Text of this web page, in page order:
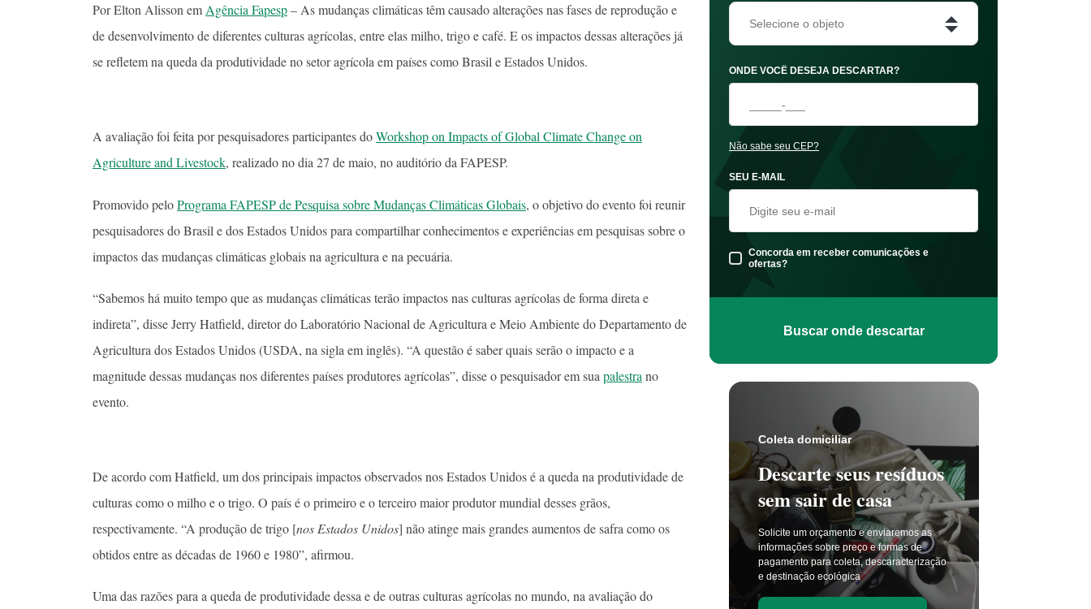
Por Elton Alisson emAgência Fapesp– As mudanças climáticas têm causado alterações nas fases de reprodução e
de desenvolvimento de diferentes culturas agrícolas, entre elas milho, trigo e café. E os impactos dessas alterações já
se refletem na queda da produtividade no setor agrícola em países como Brasil e Estados Unidos.
A avaliação foi feita por pesquisadores participantes doWorkshop on Impacts of Global Climate Change on
Agriculture and Livestock, realizado no dia 27 de maio, no auditório da FAPESP.
Promovido peloPrograma FAPESP de Pesquisa sobre Mudanças Climáticas Globais, o objetivo do evento foi reunir
pesquisadores do Brasil e dos Estados Unidos para compartilhar conhecimentos e experiências em pesquisas sobre o
impactos das mudanças climáticas globais na agricultura e na pecuária.
“Sabemos há muito tempo que as mudanças climáticas terão impactos nas culturas agrícolas de forma direta e
indireta”, disse Jerry Hatfield, diretor do Laboratório Nacional de Agricultura e Meio Ambiente do Departamento de
Agricultura dos Estados Unidos (USDA, na sigla em inglês). “A questão é saber quais serão o impacto e a
magnitude dessas mudanças nos diferentes países produtores agrícolas”, disse o pesquisador em sua palestra no
evento.
De acordo com Hatfield, um dos principais impactos observados nos Estados Unidos é a queda na produtividade de
culturas como o milho e o trigo. O país é o primeiro e o terceiro maior produtor mundial desses grãos,
respectivamente. “A produção de trigo [nos Estados Unidos] não atinge mais grandes aumentos de safra como os
obtidos entre as décadas de 1960 e 1980”, afirmou.
Uma das razões para a queda de produtividade dessa e de outras culturas agrícolas no mundo, na avaliação do
Selecione o objeto
ONDE VOCÊ DESEJA DESCARTAR?
Não sabe seu CEP?
SEU E-MAIL
Concorda em receber comunicações e
ofertas?
Buscar onde descartar
Coleta domiciliar
Descarte seus resíduos
sem sair de casa
Solicite um orçamento e enviaremos as
informações sobre preço e formas de
pagamento para coleta, descaracterização
e destinação ecológica